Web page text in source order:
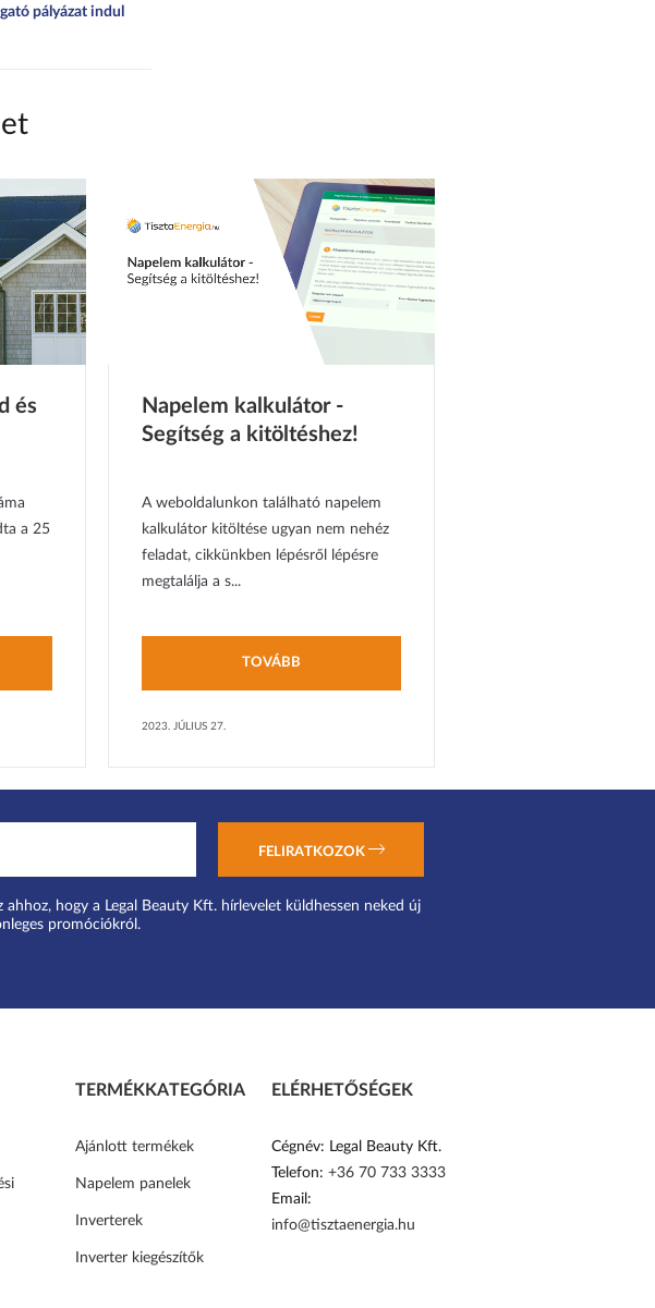
pályázat indul
és
a 25
Napelem kalkulátor -
Segítség a kitöltéshez!
A weboldalunkon található napelem
kalkulátor kitöltése ugyan nem nehéz
feladat, cikkünkben lépésről lépésre
megtalálja a s...
TOVÁBB
2023. JÚLIUS 27.
FELIRATKOZOK
ahhoz, hogy a Legal Beauty Kft. hírlevelet küldhessen neked új
promóciókról.
TERMÉKKATEGÓRIA
Ajánlott termékek
Napelem panelek
Inverterek
Inverter kiegészítők
ELÉRHETŐSÉGEK
Cégnév: Legal Beauty Kft.
Telefon: +36 70 733 3333
Email:
info@tisztaenergia.hu